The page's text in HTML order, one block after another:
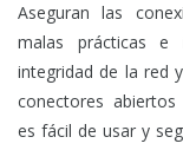
Aseguran las
malas prácticas e
integridad de la red
conectores
es fácil de usar y